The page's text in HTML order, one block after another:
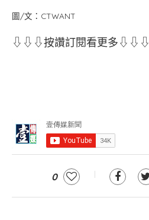
圖/文：CTWANT
⇩⇩⇩按讚訂閱看更多⇩⇩⇩
0